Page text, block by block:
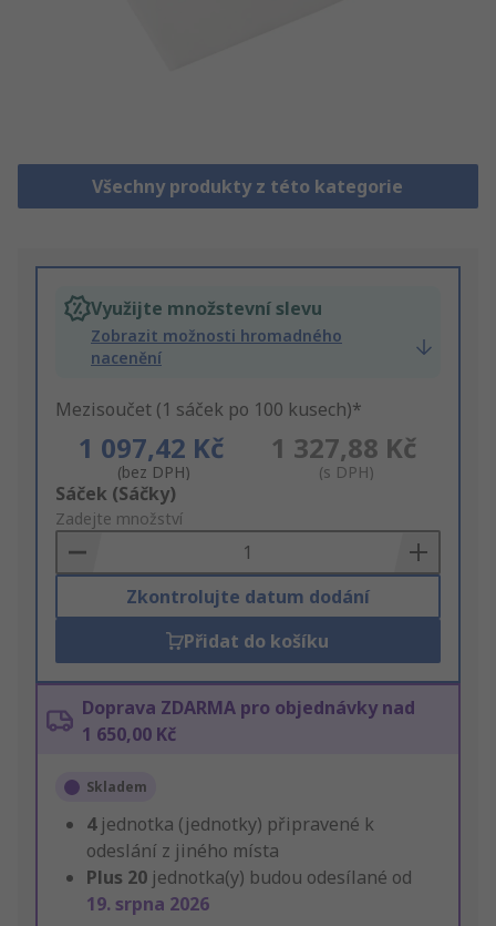
Všechny produkty z této kategorie
Využijte množstevní slevu
Zobrazit možnosti hromadného
nacenění
Mezisoučet (1 sáček po 100 kusech)*
1 097,42 Kč
(bez DPH)
1 327,88 Kč
(s DPH)
Add
to
Basket
Sáček (Sáčky)
Zadejte množství
Zkontrolujte datum dodání
Přidat do košíku
Doprava ZDARMA pro objednávky nad
1 650,00 Kč
Skladem
4 jednotka (jednotky) připravené k
odeslání z jiného místa
Plus 20 jednotka(y) budou odesílané od
19. srpna 2026